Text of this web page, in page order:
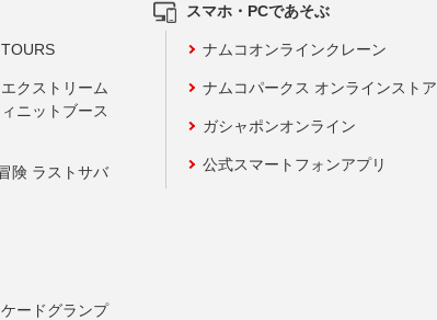
クストリーム
ニットブース
険 ラストサバ
ードグランプ
スマホ・PCであそぶ
ナムコオンラインクレーン
ナムコパークス オンラインストア
ガシャポンオンライン
公式スマートフォンアプリ